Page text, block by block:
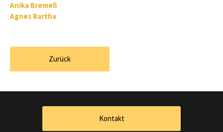
Anika Bremell
Agnes Bartha
Zurück
Kontakt